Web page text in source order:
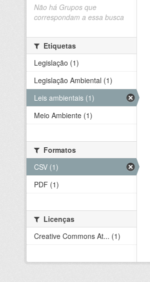
Não há Grupos que
correspondam a essa busca
Etiquetas
Legislação (1)
Legislação Ambiental (1)
Leis ambientais (1)
Meio Ambiente (1)
Formatos
CSV (1)
PDF (1)
Licenças
Creative Commons At... (1)